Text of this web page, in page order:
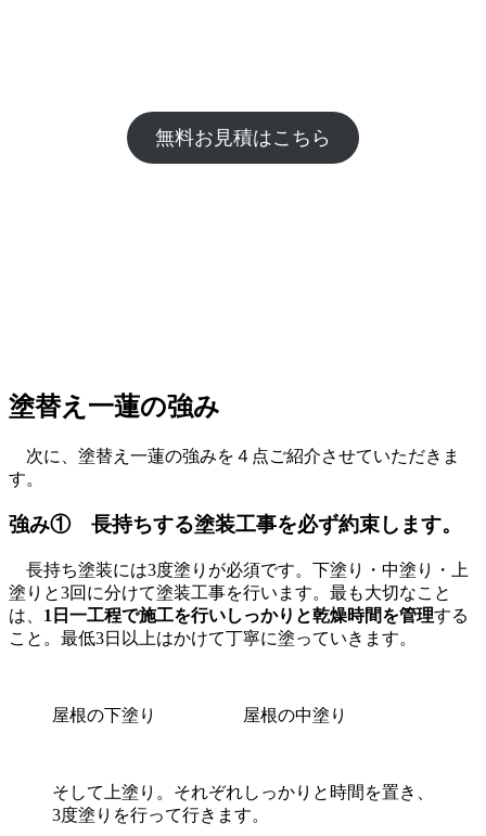
無料お見積はこちら
塗替え一蓮の強み
次に、塗替え一蓮の強みを４点ご紹介させていただきま
す。
強み① 長持ちする塗装工事を必ず約束します。
長持ち塗装には3度塗りが必須です。下塗り・中塗り・上
塗りと3回に分けて塗装工事を行います。最も大切なこと
は、 1日一工程で施工を行いしっかりと乾燥時間を管理する
こと。最低3日以上はかけて丁寧に塗っていきます。
屋根の下塗り 屋根の中塗り
そして上塗り。それぞれしっかりと時間を置き、
3度塗りを行って行きます。